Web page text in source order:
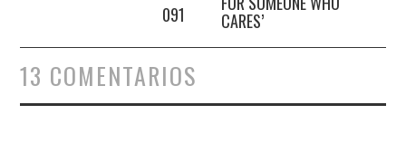
091 CARES’
13 COMENTARIOS